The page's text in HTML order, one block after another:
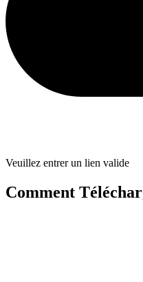
Veuillez entrer un lien valide
Comment